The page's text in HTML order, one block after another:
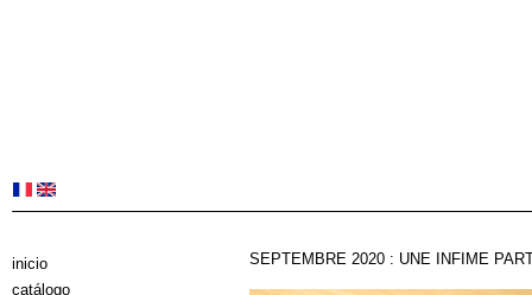
SEPTEMBRE 2020 : UNE INFIME
inicio
catálogo